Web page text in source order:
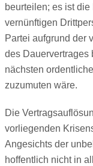
beurteilen; es ist
vernünftigen
Partei aufgrund der
des Dauervertrages
nächsten
zuzumuten wäre.
Die
vorliegenden
Angesichts der
hoffentlich nicht in